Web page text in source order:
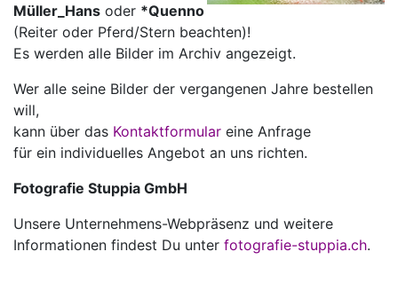
Müller_Hans oder *Quenno
(Reiter oder Pferd/Stern beachten)!
Es werden alle Bilder im Archiv angezeigt.
Wer alle seine Bilder der vergangenen Jahre bestellen
will,
kann über das Kontaktformular eine Anfrage
für ein individuelles Angebot an uns richten.
Fotografie Stuppia GmbH
Unsere Unternehmens-Webpräsenz und weitere
Informationen findest Du unter fotografie-stuppia.ch.